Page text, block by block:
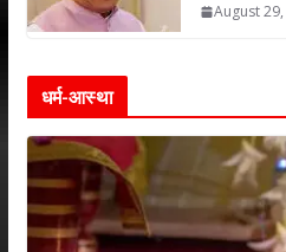
August
धर्म-आस्था